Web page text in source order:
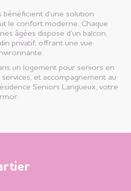
bénéficient d’une solution
le confort moderne. Chaque
âgées dispose d’un balcon,
privatif, offrant une vue
un logement pour seniors en
et accompagnement au
Seniors Langueux, votre